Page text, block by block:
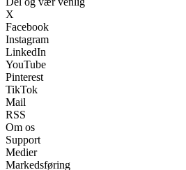
X
Facebook
Instagram
LinkedIn
YouTube
Pinterest
TikTok
Mail
RSS
Om os
Support
Medier
Markedsføring